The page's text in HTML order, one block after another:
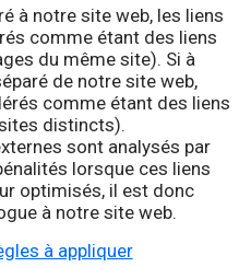
à notre site web, les liens
comme étant des liens
du même site). Si à
de notre site web,
comme étant des liens
distincts).
sont analysés par
lorsque ces liens
optimisés, il est donc
à notre site web.
à appliquer